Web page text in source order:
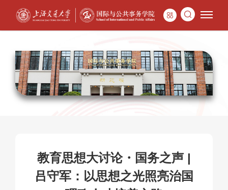
教育思想大讨论・国务之声 |
吕守军：以思想之光照亮治国